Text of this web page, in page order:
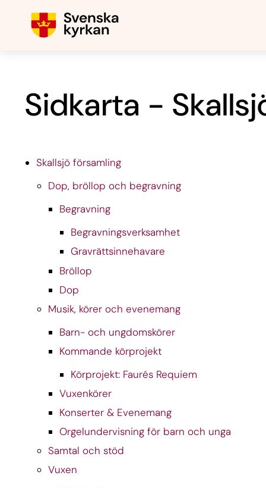
Sidkarta -
Skallsjö församling
Dop, bröllop och begravning
Begravning
Begravningsverksamhet
Gravrättsinnehavare
Bröllop
Dop
Musik, körer och evenemang
Barn- och ungdomskörer
Kommande körprojekt
Körprojekt: Faurés Requiem
Vuxenkörer
Konserter & Evenemang
Orgelundervisning för barn och unga
Samtal och stöd
Vuxen